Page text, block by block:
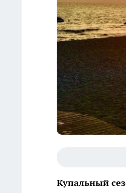
Купальный